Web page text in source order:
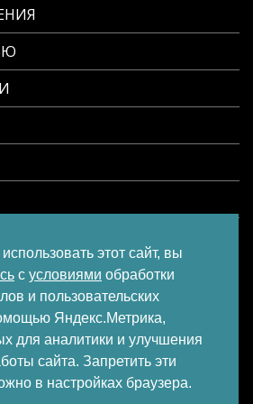
Дмитрий Сергеевич |
324645700046374 |
927-150-73-17 | Саратов, ул.
| Проект TurMarketing.ru
И РЕШЕНИЯ
ОТЗЫВЫ
обработки персональных
этот сайт, вы
с условиями обработки
и пользовательских
Яндекс.Метрика,
для аналитики и улучшения
сайта. Запретить эти
в настройках браузера.